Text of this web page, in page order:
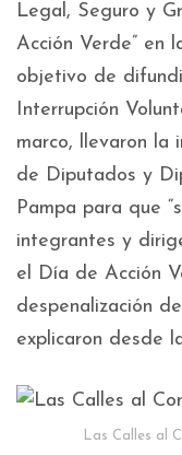
Legal, Seguro y
Acción Verde” en
objetivo de
Interrupción
marco, llevaron la
de Diputados y
Pampa para que
integrantes y
el Día de Acción
despenalización
explicaron desde
Las Calles al